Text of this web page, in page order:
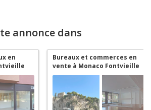
annonce dans
en
Bureaux et commerces en
vente à Monaco Fontvieille